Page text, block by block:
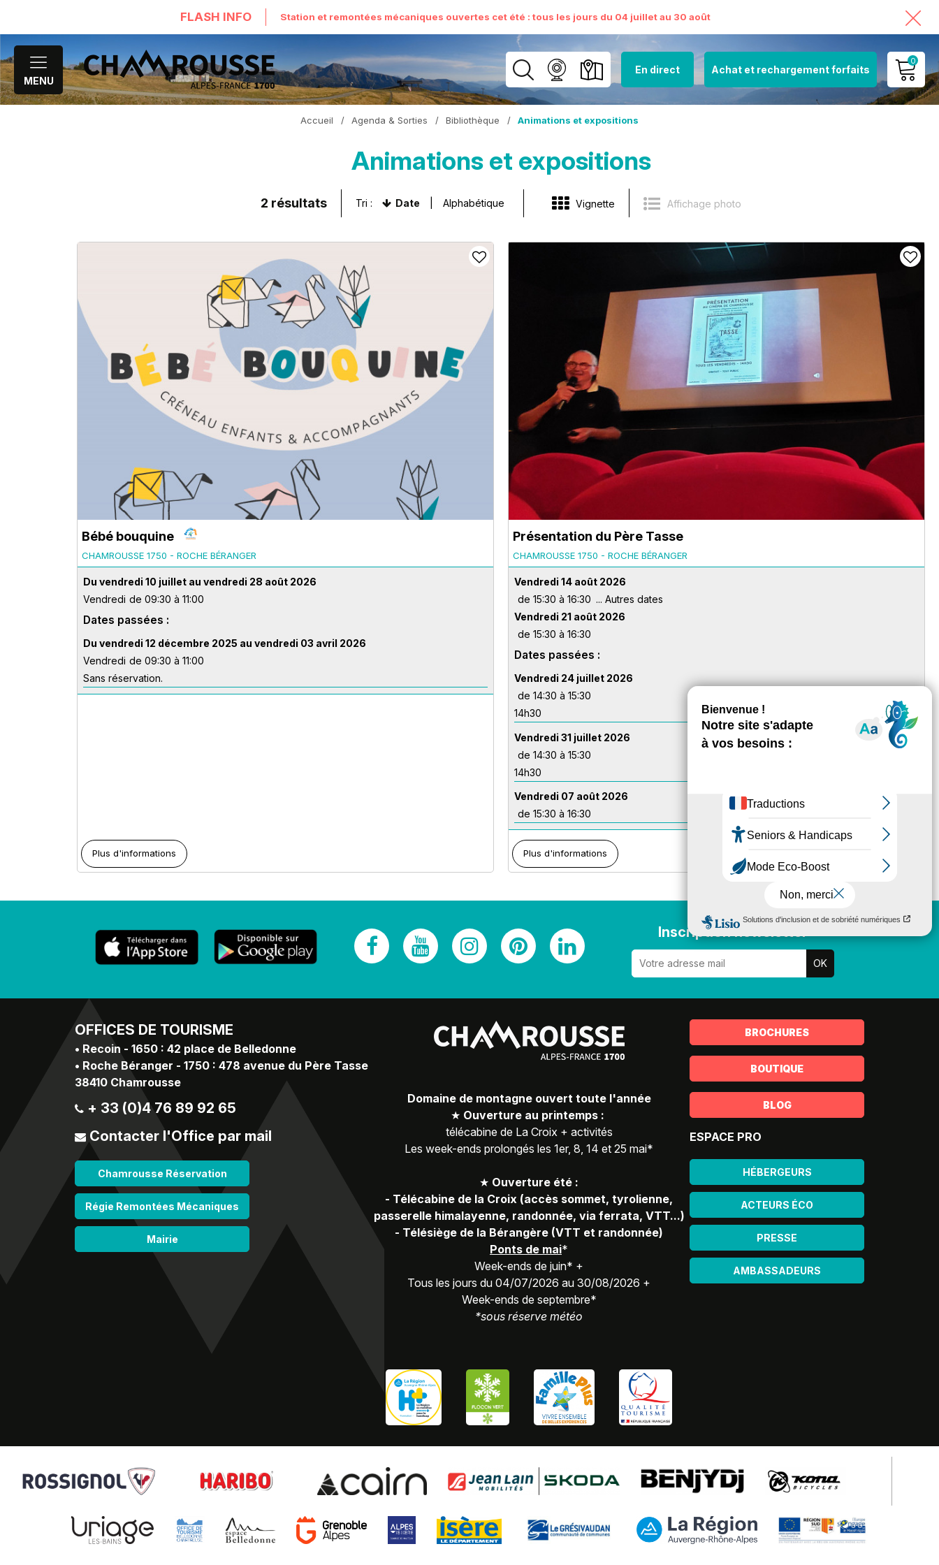
FLASH INFO Station et remontées mécaniques ouvertes cet été : tous les jours du 04 juillet au 30 août
MENU
En direct Achat et rechargement forfaits
0
MON COMPTE
Accueil / Agenda & Sorties / Bibliothèque / Animations et expositions
Animations et expositions
Vignette Affichage photo
2 résultats Tri : Date Alphabétique
Bébé bouquine
CHAMROUSSE 1750 - ROCHE BÉRANGER
Du vendredi 10 juillet au vendredi 28 août 2026
Vendredi de 09:30 à 11:00
Dates passées :
Du vendredi 12 décembre 2025 au vendredi 03 avril 2026
Vendredi de 09:30 à 11:00
Sans réservation.
Plus d'informations
Présentation du Père Tasse
CHAMROUSSE 1750 - ROCHE BÉRANGER
Vendredi 14 août 2026
de 15:30 à 16:30
Vendredi 21 août 2026
de 15:30 à 16:30
Dates passées :
Vendredi 24 juillet 2026
de 14:30 à 15:30
14h30
Vendredi 31 juillet 2026
de 14:30 à 15:30
14h30
Vendredi 07 août 2026
de 15:30 à 16:30
Plus d'informations
Inscription newsletter
OFFICES DE TOURISME
• Recoin - 1650 : 42 place de Belledonne
• Roche Béranger - 1750 : 478 avenue du Père Tasse
38410 Chamrousse
+ 33 (0)4 76 89 92 65
Contacter l'Office par mail
Chamrousse Réservation
Régie Remontées Mécaniques
Mairie
Domaine de montagne ouvert toute l'année
★ Ouverture au printemps :
télécabine de La Croix + activités
Les week-ends prolongés les 1er, 8, 14 et 25 mai*
★ Ouverture été :
- Télécabine de la Croix (accès sommet, tyrolienne,
passerelle himalayenne, randonnée, via ferrata, VTT...)
- Télésiège de la Bérangère (VTT et randonnée)
Ponts de mai*
Week-ends de juin* +
Tous les jours du 04/07/2026 au 30/08/2026 +
Week-ends de septembre*
*sous réserve météo
BROCHURES
BOUTIQUE
BLOG
ESPACE PRO
HÉBERGEURS
ACTEURS ÉCO
PRESSE
AMBASSADEURS